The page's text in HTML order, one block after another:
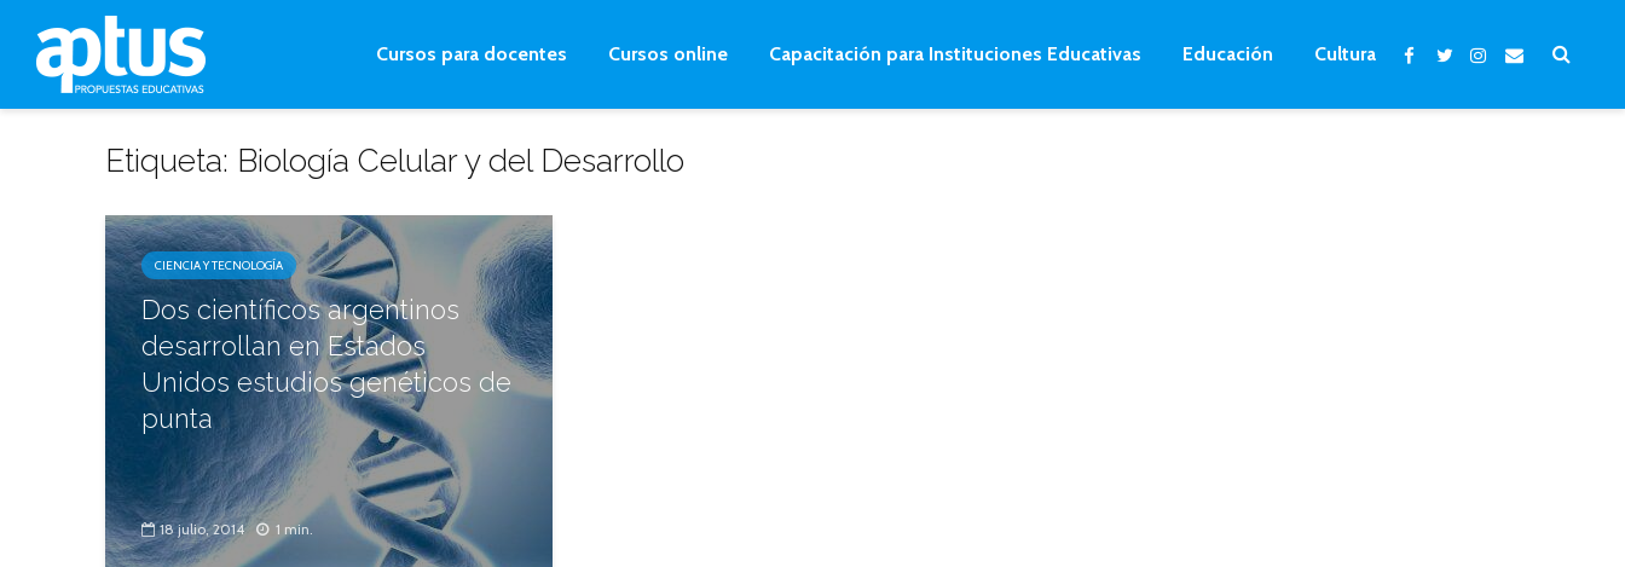
Cursos para docentes Cursos online Capacitación para Instituciones Educativas Educación Cultura
Etiqueta: Biología Celular y del Desarrollo
CIENCIA Y TECNOLOGÍA
Dos científicos argentinos
desarrollan en Estados
Unidos estudios genéticos de
punta
18 julio, 2014 1 min.